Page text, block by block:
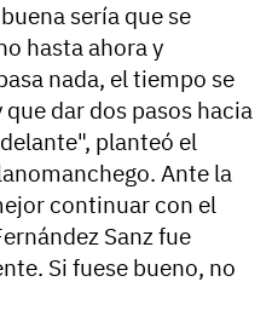
sería que se
hasta ahora y
nada, el tiempo se
que dar dos pasos hacia
planteó el
Ante la
continuar con el
Sanz fue
Si fuese bueno, no